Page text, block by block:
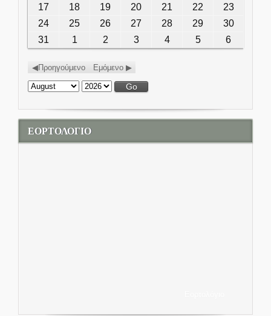
17 August 17, 2026
18 August 18, 2026
19 August 19, 2026
20 August 20, 2026
21 August 21, 2026
22
August
22, 2026
23August
24 August 24, 2026
25 August 25, 2026
26 August 26, 2026
27 August 27, 2026
28 August 28, 2026
29
August
29, 2026
30August
31 August 31, 2026
1 September 1, 2026
2 September 2, 2026
3September 3, 2026
4
September 4,
2026
5September
5, 2026
6
6, 2026
Προηγούμενο
Εμόμενο
Month:
Year:
ΕΟΡΤΟΛΟΓΙΟ